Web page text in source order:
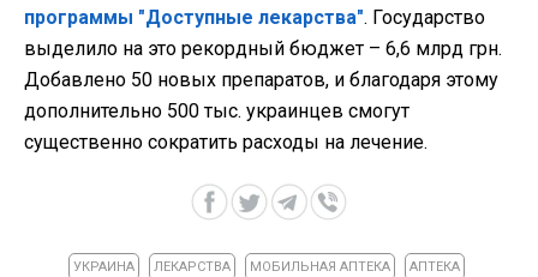
программы "Доступные лекарства". Государство
выделило на это рекордный бюджет – 6,6 млрд грн.
Добавлено 50 новых препаратов, и благодаря этому
дополнительно 500 тыс. украинцев смогут
существенно сократить расходы на лечение.
УКРАИНА ЛЕКАРСТВА МОБИЛЬНАЯ АПТЕКА АПТЕКА